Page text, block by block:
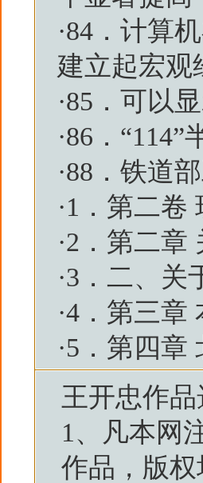
·84．计算
建立起宏观
·85．可以
·86．
·88．铁道
·1．第二卷
·2．第二章
·3．二、关
·4．第三章
·5．第四章
王开忠作
1、凡本网
作品，版权